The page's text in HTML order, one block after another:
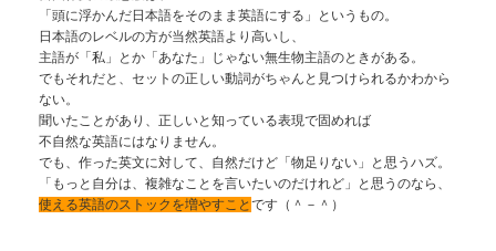
「頭に浮かんだ日本語をそのまま英語にする」というもの。
日本語のレベルの方が当然英語より高いし、
主語が「私」とか「あなた」じゃない無生物主語のときがある。
でもそれだと、セットの正しい動詞がちゃんと見つけられるかわから
ない。
聞いたことがあり、正しいと知っている表現で固めれば
不自然な英語にはなりません。
でも、作った英文に対して、自然だけど「物足りない」と思うハズ。
「もっと自分は、複雑なことを言いたいのだけれど」と思うのなら、
使える英語のストックを増やすこと です（＾－＾）